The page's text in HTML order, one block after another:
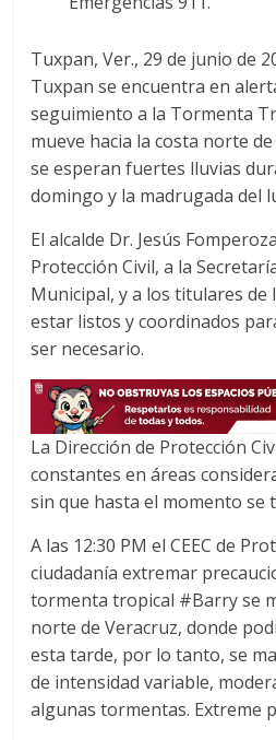
k
Tuxpan, Ver., 29 de junio de
Tuxpan se encuentra en
seguimiento a la Tormenta
mueve hacia la costa norte
se esperan fuertes lluvias
domingo y la madrugada del
El alcalde Dr. Jesús
Protección Civil, a la
Municipal, y a los titulares de
estar listos y coordinados
ser necesario.
La Dirección de Protección
constantes en áreas
sin que hasta el momento se
A las 12:30 PM el CEEC de
ciudadanía extremar
tormenta tropical #Barry se
norte de Veracruz, donde
esta tarde, por lo tanto, se
de intensidad variable,
algunas tormentas. Extreme